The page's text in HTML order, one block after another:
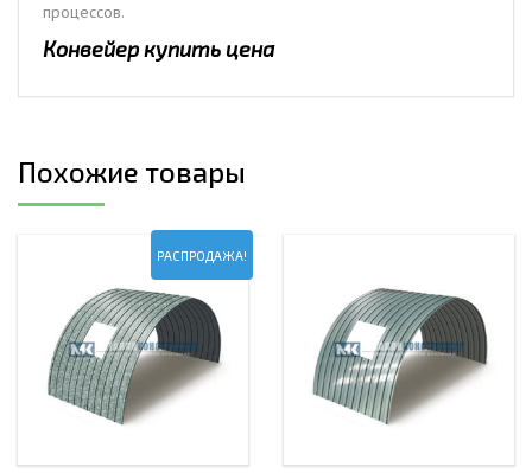
процессов.
Конвейер купить цена
Похожие товары
РАСПРОДАЖА!